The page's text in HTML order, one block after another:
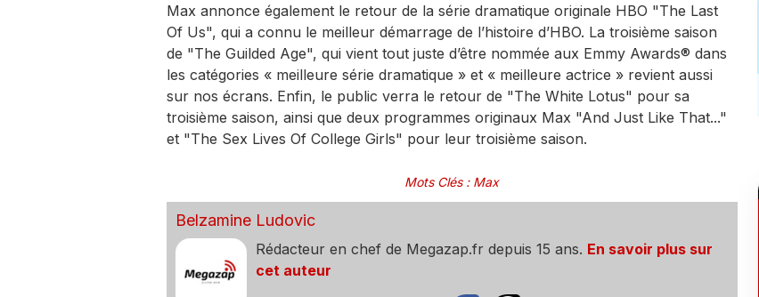
Max annonce également le retour de la série dramatique originale HBO "The Last
Of Us", qui a connu le meilleur démarrage de l’histoire d’HBO. La troisième saison
de "The Guilded Age", qui vient tout juste d’être nommée aux Emmy Awards® dans
les catégories « meilleure série dramatique » et « meilleure actrice » revient aussi
sur nos écrans. Enfin, le public verra le retour de "The White Lotus" pour sa
troisième saison, ainsi que deux programmes originaux Max "And Just Like That..."
et "The Sex Lives Of College Girls" pour leur troisième saison.
Mots Clés: Max
Belzamine Ludovic
Rédacteur en chef de Megazap.fr depuis 15 ans. En savoir plus sur
cet auteur